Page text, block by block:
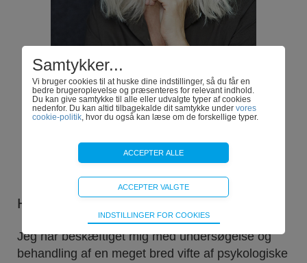
Hvem er Heidi Hvidberg?
Jeg har beskæftiget mig med undersøgelse og
behandling af en meget bred vifte af psykologiske
Samtykker...
Vi bruger cookies til at huske dine indstillinger, så du får en
bedre brugeroplevelse og præsenteres for relevant indhold.
Du kan give samtykke til alle eller udvalgte typer af cookies
nedenfor. Du kan altid tilbagekalde dit samtykke under vores
cookie-politik, hvor du også kan læse om de forskellige typer.
Bliver brugt til at opretholde driften af websitet, uden disse vil
funktionalitet på websitet ikke fungere.
INDSTILLINGER FOR COOKIES